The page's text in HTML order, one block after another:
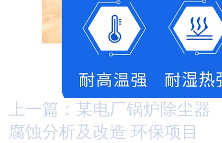
上一篇：某电厂锅炉除尘器
腐蚀分析及改造 环保项目